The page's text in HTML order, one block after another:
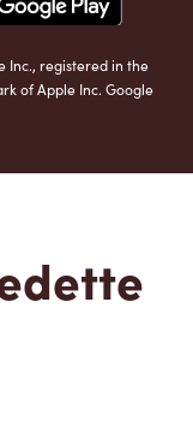
Inc., registered in the
of Apple Inc. Google